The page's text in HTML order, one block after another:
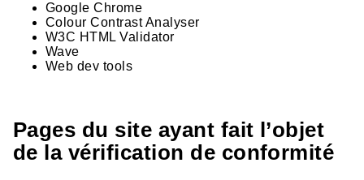
Google Chrome
Colour Contrast Analyser
W3C HTML Validator
Wave
Web dev tools
Pages du site ayant fait l’objet
de la vérification de conformité